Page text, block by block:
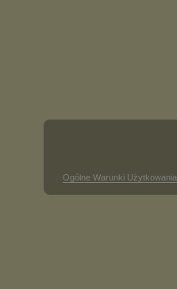
Ogólne Warunki Użytkowania